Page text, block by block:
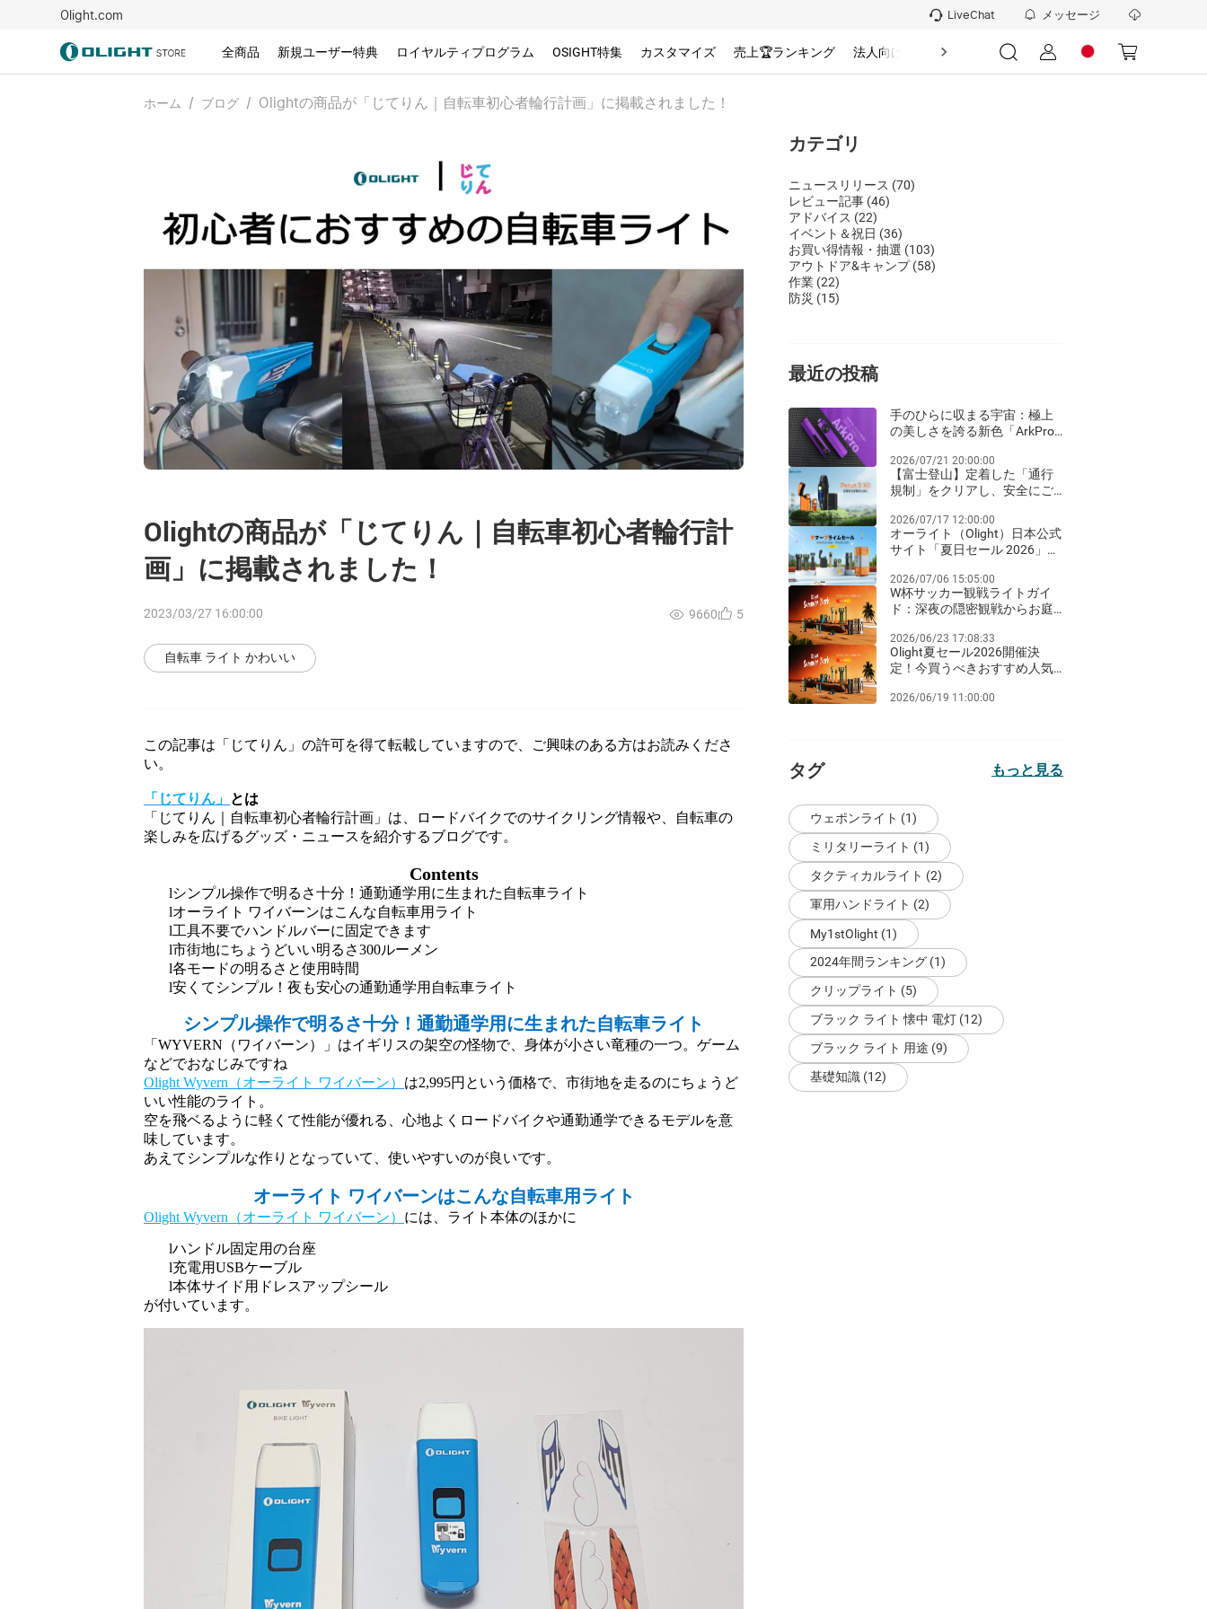
Olight.com LiveChat メッセージ
全商品 新規ユーザー特典 ロイヤルティプログラム OSIGHT特集 カスタマイズ 売上🏆ランキング 法人向け 情報
ホーム / ブログ / Olightの商品が「じてりん｜自転車初心者輪行計画」に掲載されました！
Olightの商品が「じてりん｜自転車初心者輪行計
画」に掲載されました！
2023/03/27 16:00:00
自転車 ライト かわいい
9660 5
この記事は「じてりん」の許可を得て転載していますので、ご興味のある方はお読みくださ
い。
「じてりん」 とは
「じてりん｜自転車初心者輪行計画」は、ロードバイクでのサイクリング情報や、自転車の
楽しみを広げるグッズ・ニュースを紹介するブログです。
Contents
lシンプル操作で明るさ十分！通勤通学用に生まれた自転車ライト
lオーライト ワイバーンはこんな自転車用ライト
l工具不要でハンドルバーに固定できます
l市街地にちょうどいい明るさ300ルーメン
l各モードの明るさと使用時間
l安くてシンプル！夜も安心の通勤通学用自転車ライト
シンプル操作で明るさ十分！通勤通学用に生まれた自転車ライト
「WYVERN（ワイバーン）」はイギリスの架空の怪物で、身体が小さい竜種の一つ。ゲーム
などでおなじみですね
Olight Wyvern（オーライト ワイバーン） は2,995円という価格で、市街地を走るのにちょうど
いい性能のライト。
空を飛ベるように軽くて性能が優れる、心地よくロードバイクや通勤通学できるモデルを意
味しています。
あえてシンプルな作りとなっていて、使いやすいのが良いです。
オーライト ワイバーンはこんな自転車用ライト
Olight Wyvern（オーライト ワイバーン） には、ライト本体のほかに
lハンドル固定用の台座
l充電用USBケーブル
l本体サイド用ドレスアップシール
が付いています。
カテゴリ
ニュースリリース (70)
レビュー記事 (46)
アドバイス (22)
イベント＆祝日 (36)
お買い得情報・抽選 (103)
アウトドア&キャンプ(58)
作業 (22)
防災 (15)
最近の投稿
手のひらに収まる宇宙：極上
の美しさを誇る新色「ArkPro
登場！
2026/07/21 20:00:00
【富士登山】定着した「通行
規制」をクリアし、安全にご
ト装備ガイド
2026/07/17 12:00:00
オーライト（Olight）日本公式
サイト「夏日セール 2026」完
同期のビッグセールとお得な
クリアランス祭り！
2026/07/06 15:05:00
W杯サッカー観戦ライトガイ
ド：深夜の隠密観戦からお庭
2026/06/23 17:08:33
Olight夏セール2026開催決
定！今買うべきおすすめ人気
2026/06/19 11:00:00
タグ もっと見る
ウェポンライト (1)
ミリタリーライト (1)
タクティカルライト (2)
軍用ハンドライト (2)
My1stOlight (1)
2024年間ランキング (1)
クリップライト (5)
ブラック ライト 懐中 電灯 (12)
ブラック ライト 用途 (9)
基礎知識 (12)